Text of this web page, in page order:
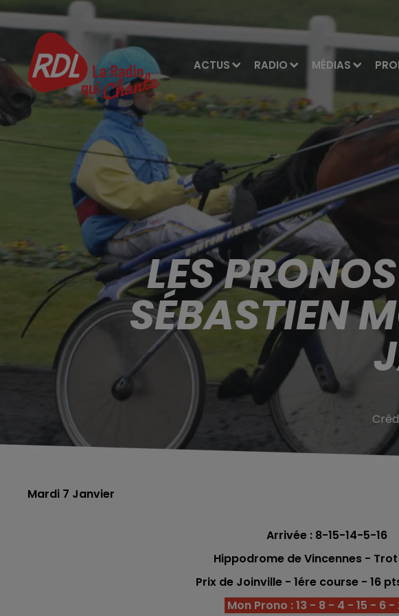
ACTUS RADIO MÉDIAS
LES
SÉBASTIEN
Mardi 7 Janvier
Arrivée : 8-15-14-5-16
Hippodrome de Vincennes - Trot
Prix de Joinville - 1ére course - 16
Mon Prono : 13 - 8 - 4 - 15 - 6 -